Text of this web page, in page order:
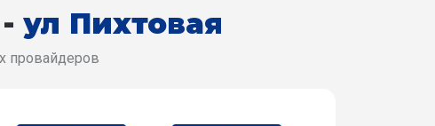
ул Пихтовая
провайдеров